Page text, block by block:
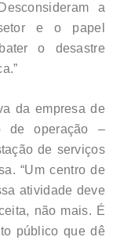
a
e o papel
o desastre
da empresa de
de operação –
de serviços
“Um centro de
atividade deve
não mais. É
público que dê